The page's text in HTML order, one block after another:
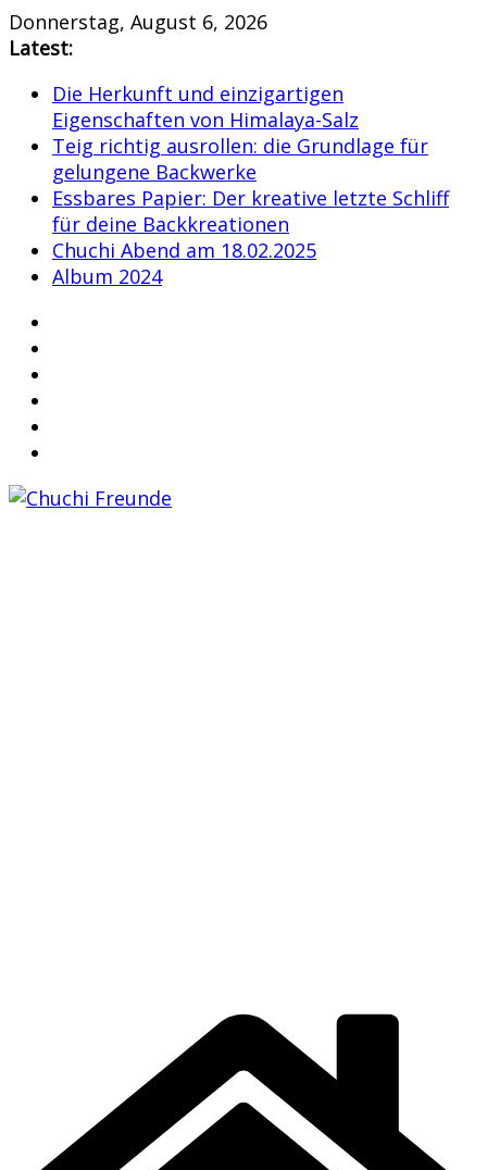
Skip
to
Donnerstag, August 6, 2026
Latest:
Die Herkunft und einzigartigen
Eigenschaften von Himalaya-Salz
Teig richtig ausrollen: die Grundlage für
gelungene Backwerke
Essbares Papier: Der kreative letzte Schliff
für deine Backkreationen
Chuchi Abend am 18.02.2025
Album 2024